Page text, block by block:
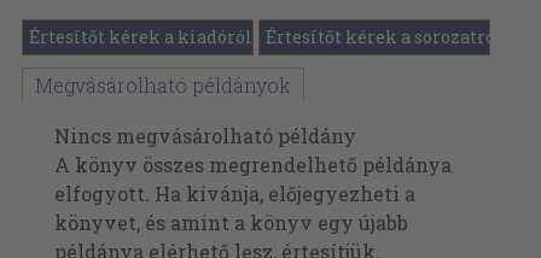
Értesítőt kérek a kiadóról Értesítőt kérek a sorozatról
Megvásárolható példányok
Nincs megvásárolható példány
A könyv összes megrendelhető példánya
elfogyott. Ha kívánja, előjegyezheti a
könyvet, és amint a könyv egy újabb
példánya elérhető lesz, értesítjük.